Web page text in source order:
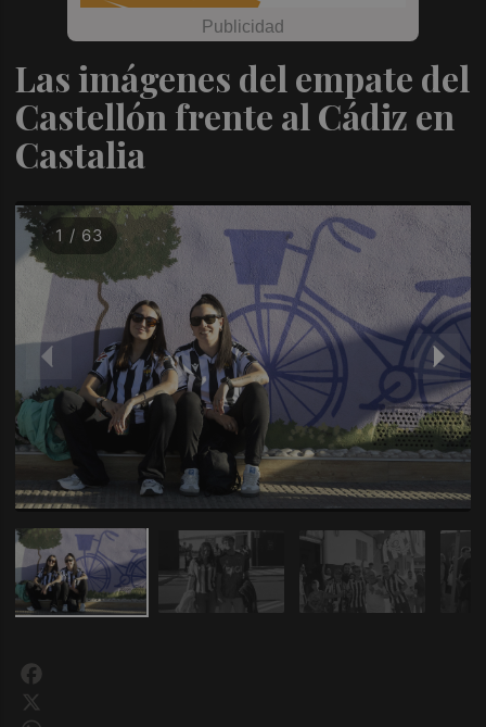
Las imágenes del empate del
Castellón frente al Cádiz en
Castalia
1 / 63